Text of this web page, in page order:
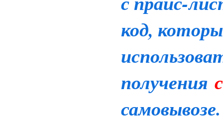
код,
получения
самовывозе.